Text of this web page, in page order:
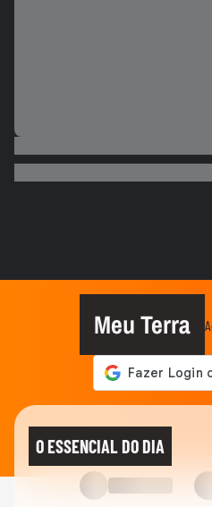
campo:
00:26
Por que o
Vídeo mostra
do São Paulo
Vídeo
Meu Terra
O ESSENCIAL DO DIA